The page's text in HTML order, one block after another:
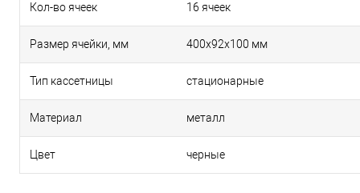
Кол-во ячеек 16 ячеек
Размер ячейки, мм 400x92x100 мм
Тип кассетницы стационарные
Материал металл
Цвет черные